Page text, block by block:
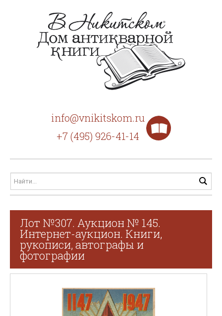
info@vnikitskom.ru
+7 (495) 926-41-14
Лот №307. Аукцион № 145.
Интернет-аукцион. Книги,
рукописи, автографы и
фотографии